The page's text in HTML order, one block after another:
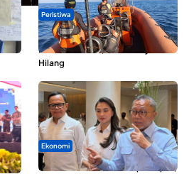
Peristiwa
Dua Longboat Bertabrakan di
Perairan Taliabu, Satu Nelayan
Hilang
Ekonomi
SPPG di Maluku Utara Dipercepat,